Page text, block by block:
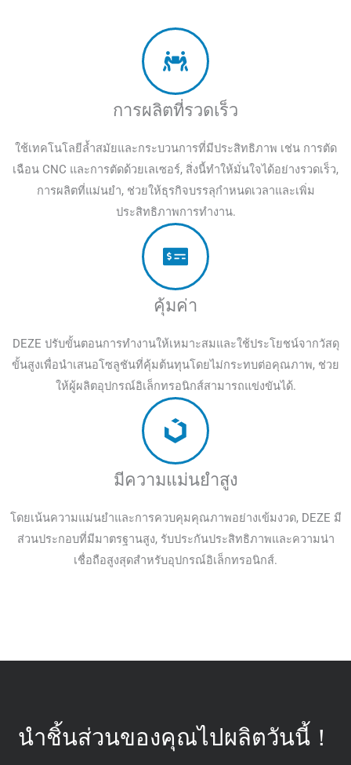
การผลิตที่รวดเร็ว
ใช้เทคโนโลยีล้ำสมัยและกระบวนการที่มีประสิทธิภาพ เช่น การตัด
เฉือน CNC และการตัดด้วยเลเซอร์, สิ่งนี้ทำให้มั่นใจได้อย่างรวดเร็ว,
การผลิตที่แม่นยำ, ช่วยให้ธุรกิจบรรลุกำหนดเวลาและเพิ่ม
ประสิทธิภาพการทำงาน.
คุ้มค่า
DEZE ปรับขั้นตอนการทำงานให้เหมาะสมและใช้ประโยชน์จากวัสดุ
ขั้นสูงเพื่อนำเสนอโซลูชันที่คุ้มต้นทุนโดยไม่กระทบต่อคุณภาพ, ช่วย
ให้ผู้ผลิตอุปกรณ์อิเล็กทรอนิกส์สามารถแข่งขันได้.
มีความแม่นยำสูง
โดยเน้นความแม่นยำและการควบคุมคุณภาพอย่างเข้มงวด, DEZE มี
ส่วนประกอบที่มีมาตรฐานสูง, รับประกันประสิทธิภาพและความน่า
เชื่อถือสูงสุดสำหรับอุปกรณ์อิเล็กทรอนิกส์.
นำชิ้นส่วนของคุณไปผลิตวันนี้！